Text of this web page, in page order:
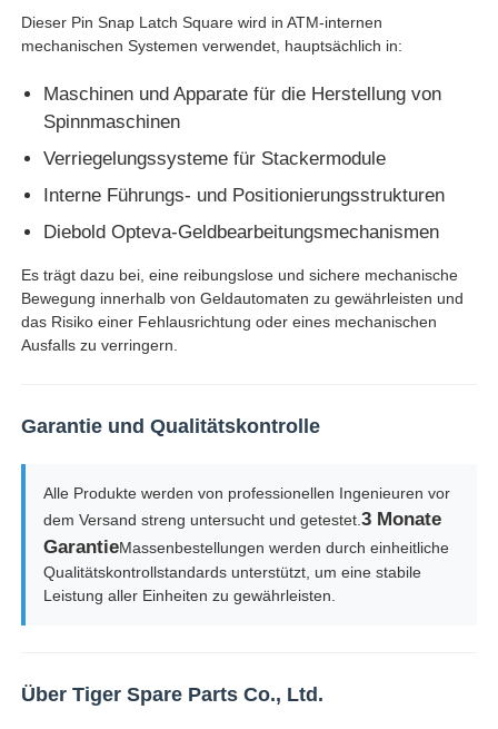
Glory NMD ATM-Teile
OKI ATM-Teile
Genmega ATM -Teile
Rechnungsprüfer
Banknoten-Sortierer
Pos-Maschine
Geldautomat
Dieser Pin Snap Latch Square wird in ATM-internen
mechanischen Systemen verwendet, hauptsächlich in:
Maschinen und Apparate für die Herstellung von
Spinnmaschinen
Verriegelungssysteme für Stackermodule
Interne Führungs- und Positionierungsstrukturen
Diebold Opteva-Geldbearbeitungsmechanismen
Es trägt dazu bei, eine reibungslose und sichere mechanische
Bewegung innerhalb von Geldautomaten zu gewährleisten und
das Risiko einer Fehlausrichtung oder eines mechanischen
Ausfalls zu verringern.
Garantie und Qualitätskontrolle
Alle Produkte werden von professionellen Ingenieuren vor
dem Versand streng untersucht und getestet.3 Monate
GarantieMassenbestellungen werden durch einheitliche
Qualitätskontrollstandards unterstützt, um eine stabile
Leistung aller Einheiten zu gewährleisten.
Über Tiger Spare Parts Co., Ltd.